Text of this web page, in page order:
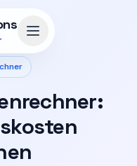
Menü öffnen